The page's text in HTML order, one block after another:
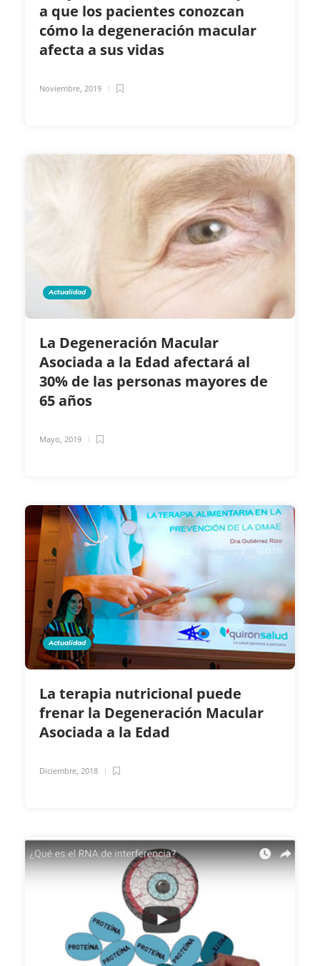
a que los pacientes conozcan
cómo la degeneración macular
afecta a sus vidas
Noviembre, 2019
Actualidad
La Degeneración Macular
Asociada a la Edad afectará al
30% de las personas mayores de
65 años
Mayo, 2019
Actualidad
La terapia nutricional puede
frenar la Degeneración Macular
Asociada a la Edad
Diciembre, 2018